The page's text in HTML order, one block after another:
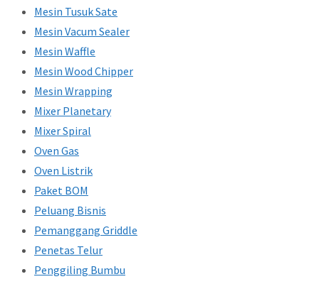
Mesin Tusuk Sate
Mesin Vacum Sealer
Mesin Waffle
Mesin Wood Chipper
Mesin Wrapping
Mixer Planetary
Mixer Spiral
Oven Gas
Oven Listrik
Paket BOM
Peluang Bisnis
Pemanggang Griddle
Penetas Telur
Penggiling Bumbu